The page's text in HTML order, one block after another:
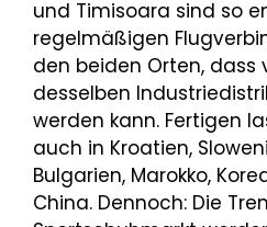
und Timisoara sind so
regelmäßigen
den beiden Orten, dass
desselben
werden kann. Fertigen
auch in Kroatien,
Bulgarien, Marokko,
China. Dennoch: Die